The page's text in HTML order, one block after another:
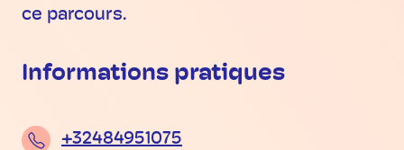
ce parcours.
Informations pratiques
+32484951075